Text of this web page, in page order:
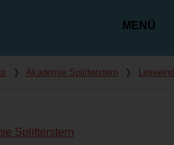
MENÜ
❭ Akademie Splitterstern ❭
Splitterstern